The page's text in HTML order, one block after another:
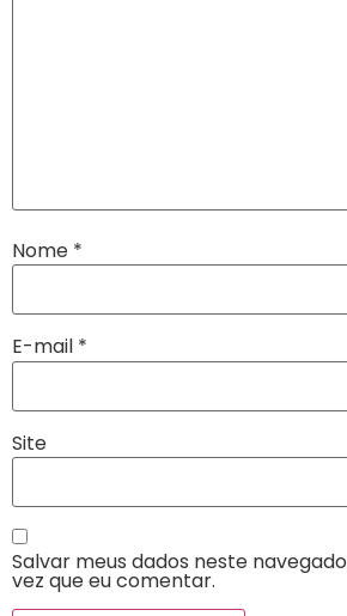
Nome *
E-mail *
Site
Salvar meus dados neste
vez que eu comentar.